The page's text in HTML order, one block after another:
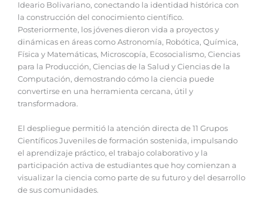
Ideario Bolivariano, conectando la identidad histórica con
la construcción del conocimiento científico.
Posteriormente, los jóvenes dieron vida a proyectos y
dinámicas en áreas como Astronomía, Robótica, Química,
Física y Matemáticas, Microscopía, Ecosocialismo, Ciencias
para la Producción, Ciencias de la Salud y Ciencias de la
Computación, demostrando cómo la ciencia puede
convertirse en una herramienta cercana, útil y
transformadora.
El despliegue permitió la atención directa de 11 Grupos
Científicos Juveniles de formación sostenida, impulsando
el aprendizaje práctico, el trabajo colaborativo y la
participación activa de estudiantes que hoy comienzan a
visualizar la ciencia como parte de su futuro y del desarrollo
de sus comunidades.